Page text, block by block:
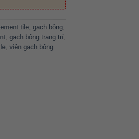
tile, gạch bông,
, gạch bông trang trí,
, viên gạch bông